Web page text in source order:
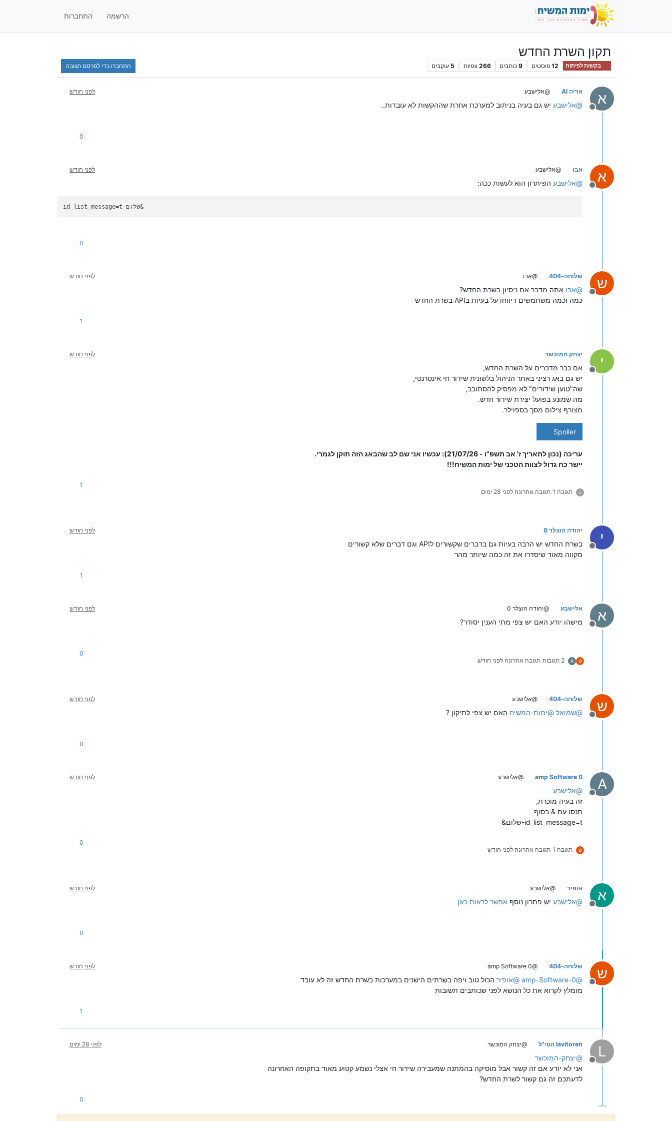
הרשמה התחברות
תקון השרת החדש
בקשות לפיתוח 12 פוסטים 9 כותבים 266 צפיות 5 עוקבים התחברו כדי לפרסם תגובה
א
מנותק
אריה AI @אלישבע לפני חודש
@אלישבע יש גם בעיה בניתוב למערכת אחרת שההקשות לא עובדות..
0
א
מנותק
אבו @אלישבע לפני חודש
@אלישבע הפיתרון הוא לעשות ככה:
id_list_message =t-שלום&
0
ש
מנותק
שלוחה-404 @אבו לפני חודש
@אבו אתה מדבר אם ניסיון בשרת החדש?
כמה וכמה משתמשים דיווחו על בעיות בAPI בשרת החדש
1
י
מנותק
יצחק המוכשר לפני חודש
אם כבר מדברים על השרת החדש,
יש גם באג רציני באתר הניהול בלשונית שידור חי אינטרנטי,
שה"טוען שידורים" לא מפסיק להסתובב,
מה שמונע בפועל יצירת שידור חדש.
מצורף צילום מסך בספוילר.
Spoiler
עריכה (נכון לתאריך ז' אב תשפ"ו - 21/07/26): עכשיו אני שם לב שהבאג הזה תוקן לגמרי.
יישר כח גדול לצוות הטכני של ימות המשיח!!!
L תגובה 1 תגובה אחרונה לפני 28 ימים
1
י
מנותק
יהודה הוצלר 0 לפני חודש
בשרת החדש יש הרבה בעיות גם בדברים שקשורים לAPI וגם דברים שלא קשורים
מקווה מאוד שיסדרו את זה כמה שיותר מהר
1
א
מנותק
אלישבע @יהודה הוצלר 0 לפני חודש
מישהו יודע האם יש צפי מתי הענין יסודר?
ש A 2 תגובות תגובה אחרונה לפני חודש
0
ש
מנותק
שלוחה-404 @אלישבע לפני חודש
@שמואל @ימות-המשיח האם יש צפי לתיקון ?
0
A
מנותק
amp Software 0 @אלישבע לפני חודש
@אלישבע
זה בעיה מוכרת,
תנסו עם & בסוף
id_list_message=t-שלום&
ש תגובה 1 תגובה אחרונה לפני חודש
0
א
מנותק
אופיר @אלישבע לפני חודש
@אלישבע יש פתרון נוסף אפשר לראות כאן
0
ש
מנותק
שלוחה-404 @amp Software 0 לפני חודש
@
amp-Software-0
@אופיר הכול טוב ויפה בשרתים הישנים במערכות בשרת החדש זה לא עובד
מומלץ לקרוא את כל הנושא לפני שכותבים תשובות
1
L
מנותק
lavitoren הטי"ל @יצחק המוכשר לפני 28 ימים
@יצחק-המוכשר
אני לא יודע אם זה קשור אבל מוסיקה בהמתנה שמעבירה שידור חי אצלי נשמע קטוע מאוד בתקופה האחרונה
לדעתכם זה גם קשור לשרת החדש?
0